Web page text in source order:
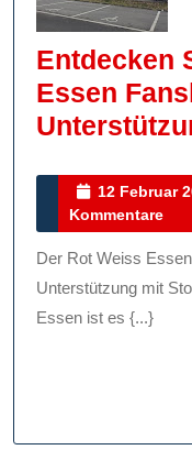
Entdecken
Essen
12 Februar
Kommentare
Der Rot Weiss Essen Fanshop: Zeigen Sie Ihre
Unterstützung mit
Essen ist es {...}